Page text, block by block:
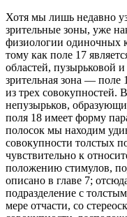
Хотя мы лишь недавно
зрительные зоны, уже
физиологии одиночных
тому как поле 17
областей, пузырьковой
зрительная зона — поле
из трех совокупностей.
непузырьков,
поля 18 имеет форму
полосок мы находим
совокупности толстых
чувствительно к
положению стимулов,
описано в главе 7;
подразделение с
мере отчасти, со